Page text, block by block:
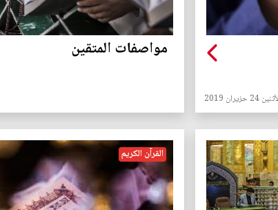
24 حزيران 2019
مواصفات المتقين
القرآن الكريم